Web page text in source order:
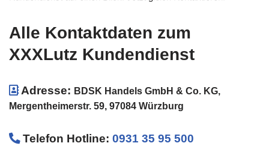
Alle Kontaktdaten zum
XXXLutz Kundendienst
Adresse: BDSK Handels GmbH & Co. KG,
Mergentheimerstr. 59, 97084 Würzburg
Telefon Hotline: 0931 35 95 500